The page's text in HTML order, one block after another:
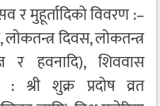
र मुहूर्तादिको विवरण :–
दिवस, लोकतन्त्र
र हवनादि), शिववास
: श्री शुक्र प्रदोष व्रत